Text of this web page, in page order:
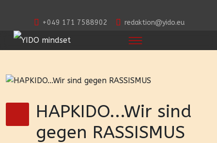
+049 171 7588902 redaktion@yido.eu
HAPKIDO...Wir sind
gegen RASSISMUS